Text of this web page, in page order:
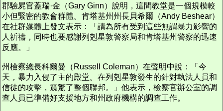
郡驗屍官蓋瑞·金（Gary Ginn）說明，這間教堂是一個規模較
小但緊密的教會群體。肯塔基州州長貝希爾（Andy Beshear）
在社群媒體上發文表示：「請為所有受到這些無謂暴力影響的
人祈禱，同時也要感謝列剋星敦警察局和肯塔基州警察的迅速
反應。」
州檢察總長科爾曼（Russell Coleman）在聲明中說：「今
天，暴力入侵了主的殿堂。在列剋星敦發生的針對執法人員和
信徒的攻擊，震驚了整個聯邦。」他表示，檢察官辦公室的調
查人員已準備好支援地方和州政府機構的調查工作。